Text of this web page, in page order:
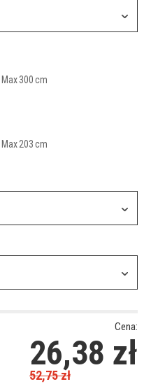
Max300cm
Max203cm
Cena:
26,38 zł
52,75zł